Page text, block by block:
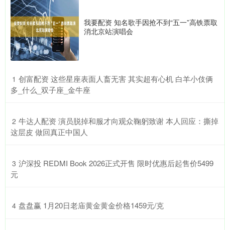
我要配资 知名歌手因抢不到“五一”高铁票取
消北京站演唱会
1 ​创富配资 这些星座表面人畜无害 其实超有心机 白羊小伎俩
多_什么_双子座_金牛座
2 ​牛达人配资 演员脱掉和服才向观众鞠躬致谢 本人回应：撕掉
这层皮 做回真正中国人
3 ​沪深投 REDMI Book 2026正式开售 限时优惠后起售价5499
元
4 ​盘盘赢 1月20日老庙黄金黄金价格1459元/克